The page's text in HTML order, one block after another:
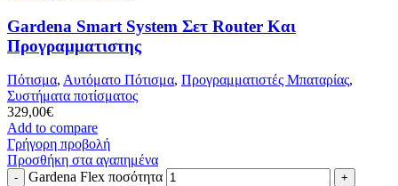
Gardena Smart System Σετ Router Και
Προγραμματιστης
Πότισμα, Αυτόματο Πότισμα, Προγραμματιστές Μπαταρίας,
Συστήματα ποτίσματος
329,00€
Add to compare
Γρήγορη προβολή
Προσθήκη στα αγαπημένα
Gardena Flex ποσότητα